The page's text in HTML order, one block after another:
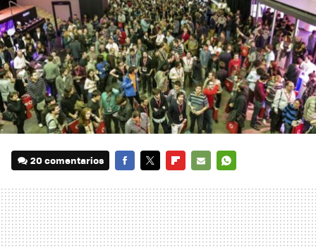
20 comentarios
MAIL